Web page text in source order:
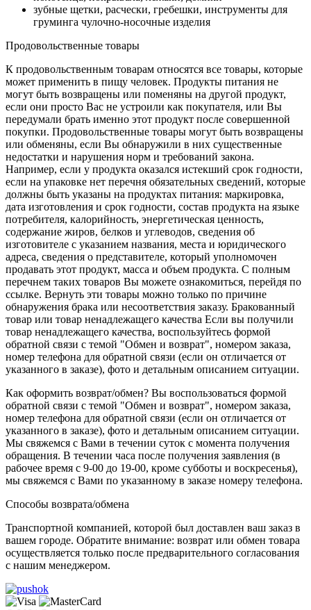
зубные щетки, расчески, гребешки, инструменты для
груминга чулочно-носочные изделия
Продовольственные товары
К продовольственным товарам относятся все товары, которые
может применить в пищу человек. Продукты питания не
могут быть возвращены или поменяны на другой продукт,
если они просто Вас не устроили как покупателя, или Вы
передумали брать именно этот продукт после совершенной
покупки. Продовольственные товары могут быть возвращены
или обменяны, если Вы обнаружили в них существенные
недостатки и нарушения норм и требований закона.
Например, если у продукта оказался истекший срок годности,
если на упаковке нет перечня обязательных сведений, которые
должны быть указаны на продуктах питания: маркировка,
дата изготовления и срок годности, состав продукта на языке
потребителя, калорийность, энергетическая ценность,
содержание жиров, белков и углеводов, сведения об
изготовителе с указанием названия, места и юридического
адреса, сведения о представителе, который уполномочен
продавать этот продукт, масса и объем продукта. С полным
перечнем таких товаров Вы можете ознакомиться, перейдя по
ссылке. Вернуть эти товары можно только по причине
обнаружения брака или несоответствия заказу. Бракованный
товар или товар ненадлежащего качества Если вы получили
товар ненадлежащего качества, воспользуйтесь формой
обратной связи c темой "Обмен и возврат", номером заказа,
номер телефона для обратной связи (если он отличается от
указанного в заказе), фото и детальным описанием ситуации.
Как оформить возврат/обмен? Вы воспользоваться формой
обратной связи c темой "Обмен и возврат", номером заказа,
номер телефона для обратной связи (если он отличается от
указанного в заказе), фото и детальным описанием ситуации.
Мы свяжемся с Вами в течении суток с момента получения
обращения. В течении часа после получения заявления (в
рабочее время с 9-00 до 19-00, кроме субботы и воскресенья),
мы свяжемся с Вами по указанному в заказе номеру телефона.
Способы возврата/обмена
Транспортной компанией, которой был доставлен ваш заказ в
вашем городе. Обратите внимание: возврат или обмен товара
осуществляется только после предварительного согласования
с нашим менеджером.